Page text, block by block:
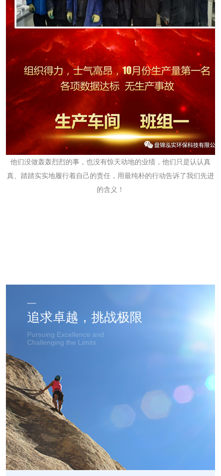
他们没做轰轰烈烈的事，也没有惊天动地的业绩，他们只是认认真
真、踏踏实实地履行着自己的责任，用最纯朴的行动告诉了我们先进
的含义！
追求卓越，挑战极限
Pursuing Excellence and
Challenging the Limits